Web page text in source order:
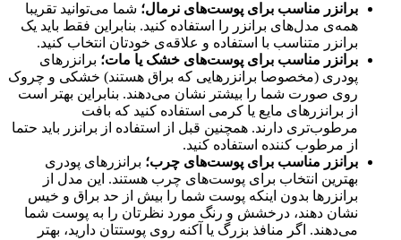
برانزر مناسب برای پوست‌های نرمال؛ شما می‌توانید تقریبا
همه‌ی مدل‌های برانزر را استفاده کنید. بنابراین فقط باید یک
برانزر متناسب با استفاده و علاقه‌ی خودتان انتخاب کنید.
برانزر مناسب برای پوست‌های خشک یا مات؛ برانزرهای
پودری (مخصوصا برانزرهایی که براق هستند) خشکی و چروک
روی صورت شما را بیشتر نشان می‌دهند. بنابراین بهتر است
از برانزرهای مایع یا کرمی استفاده کنید که بافت
مرطوب‌تری دارند. همچنین قبل از استفاده از برانزر باید حتما
از مرطوب کننده استفاده کنید.
برانزر مناسب برای پوست‌های چرب؛ برانزرهای پودری
بهترین انتخاب برای پوست‌های چرب هستند. این مدل از
برانزرها بدون اینکه پوست شما را بیش از حد براق و خیس
نشان دهند، درخشش و رنگ مورد نظرتان را به پوست شما
می‌دهند. اگر منافذ بزرگ یا آکنه روی پوستتان دارید، بهتر